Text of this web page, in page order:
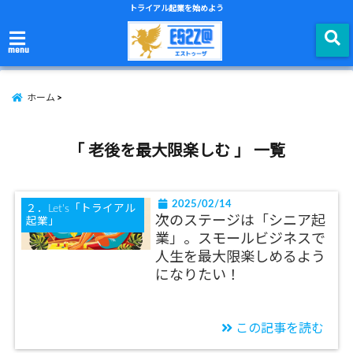
トライアル起業を始めよう
menu
ホーム
「 老後を最大限楽しむ 」 一覧
２．Let's「トライアル
起業」
2025/02/14
次のステージは「シニア起
業」。スモールビジネスで
人生を最大限楽しめるよう
になりたい！
この記事を読む